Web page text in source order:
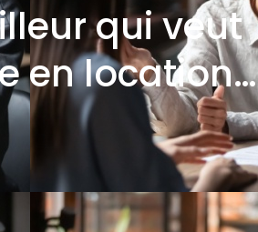
qui veut
en location…